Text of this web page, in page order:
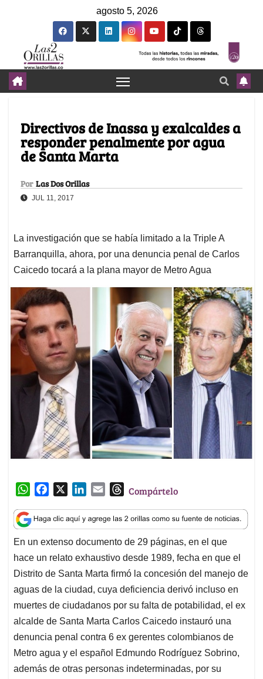
agosto 5, 2026
Directivos de Inassa y exalcaldes a
responder penalmente por agua
de Santa Marta
Por Las Dos Orillas
JUL 11, 2017
La investigación que se había limitado a la Triple A
Barranquilla, ahora, por una denuncia penal de Carlos
Caicedo tocará a la plana mayor de Metro Agua
W
a
t
s
A
p
p
c
e
b
o
o
k
n
k
e
d
I
n
a
i
l
T
r
e
a
d
s
Compártelo
En un extenso documento de 29 páginas, en el que
hace un relato exhaustivo desde 1989, fecha en que el
Distrito de Santa Marta firmó la concesión del manejo de
aguas de la ciudad, cuya deficiencia derivó incluso en
muertes de ciudadanos por su falta de potabilidad, el ex
alcalde de Santa Marta Carlos Caicedo instauró una
denuncia penal contra 6 ex gerentes colombianos de
Metro agua y el español Edmundo Rodríguez Sobrino,
además de otras personas indeterminadas, por su